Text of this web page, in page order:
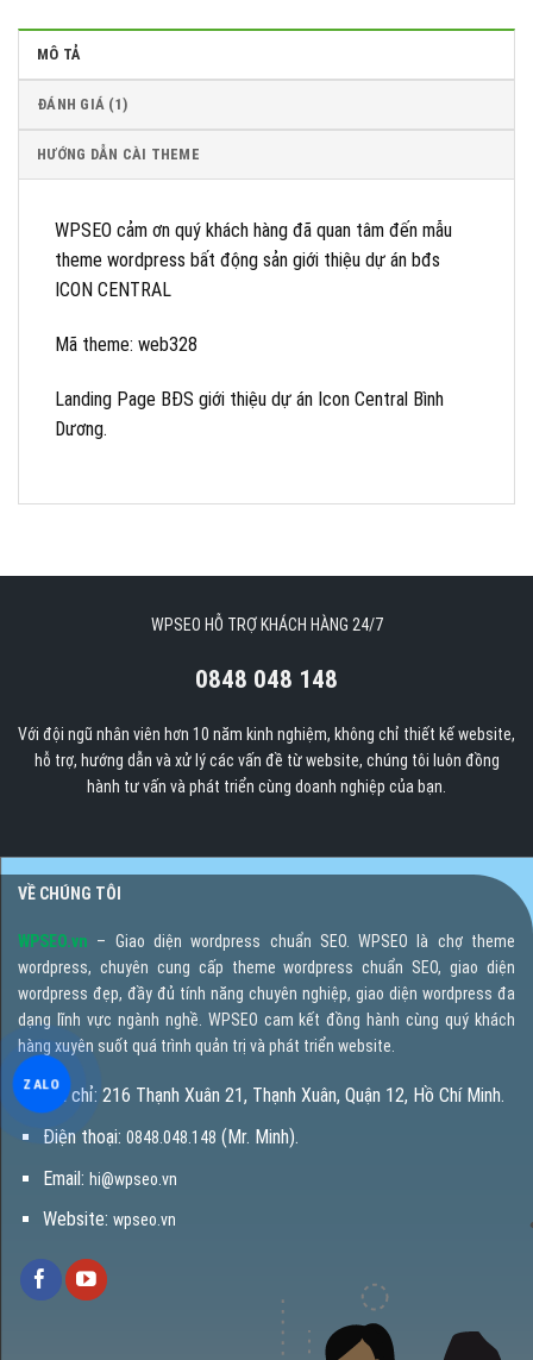
MÔ TẢ
ĐÁNH GIÁ (1)
HƯỚNG DẪN CÀI THEME
WPSEO cảm ơn quý khách hàng đã quan tâm đến mẫu
theme wordpress bất động sản giới thiệu dự án bđs
ICON CENTRAL
Mã theme: web328
Landing Page BĐS giới thiệu dự án Icon Central Bình
Dương.
WPSEO HỖ TRỢ KHÁCH HÀNG 24/7
0848 048 148
Với đội ngũ nhân viên hơn 10 năm kinh nghiệm, không chỉ thiết kế website,
hỗ trợ, hướng dẫn và xử lý các vấn đề từ website, chúng tôi luôn đồng
hành tư vấn và phát triển cùng doanh nghiệp của bạn.
VỀ CHÚNG TÔI
WPSEO.vn – Giao diện wordpress chuẩn SEO. WPSEO là chợ theme
wordpress, chuyên cung cấp theme wordpress chuẩn SEO, giao diện
wordpress đẹp, đầy đủ tính năng chuyên nghiệp, giao diện wordpress đa
dạng lĩnh vực ngành nghề. WPSEO cam kết đồng hành cùng quý khách
hàng xuyên suốt quá trình quản trị và phát triển website.
Địa chỉ: 216 Thạnh Xuân 21, Thạnh Xuân, Quận 12, Hồ Chí Minh.
Điện thoại: 0848.048.148 (Mr. Minh).
Email: hi@wpseo.vn
Website: wpseo.vn
ZALO